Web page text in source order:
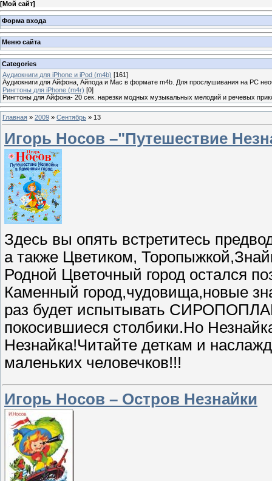
[Мой сайт]
Форма входа
Меню сайта
Categories
Аудиокниги для iPhone и iPod (m4b) [161]
Аудиокниги для Айфона, Айпода и Mac в формате m4b. Для прослушивания на PC
Рингтоны для iPhone (m4r) [0]
Рингтоны для Айфона- 20 сек. нарезки модных музыкальных мелодий и речевых
Главная » 2009 » Сентябрь » 13
Игорь Носов –"Путешествие
Здесь вы опять встретитесь
а также Цветиком,
Родной Цветочный город остался
Каменный город,чудовища,новые
раз будет испытывать
покосившиеся столбики.Но
Незнайка!Читайте деткам и
маленьких человечков!!!
Игорь Носов – Остров Незнайки